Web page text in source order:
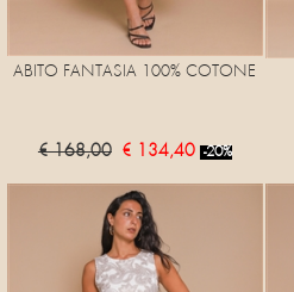
ABITO FANTASIA 100% COTONE
€ 168,00 € 134,40 -20%